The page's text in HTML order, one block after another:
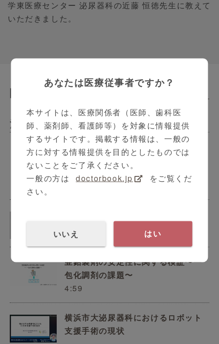
学東医療センター 泌尿器科の近藤 恒徳先生に教えて
いただきました。
関連動画
泌尿器科
CKD早期発見・診療のための連携体
制について
11:21
亜鉛製剤の安定性に関する検証〜一
包化調剤の課題〜
4:59
横浜市大泌尿器科におけるロボット
支援手術の現状
あなたは医療従事者ですか？
本サイトは、医療関係者（医師、歯科医
師、薬剤師、看護師等）を対象に情報提供
するサイトです。掲載する情報は、一般の
方に対する情報提供を目的としたものでは
ないことをご了承ください。
一般の方は
doctorbook.jp
をご覧くだ
さい。
いいえ はい